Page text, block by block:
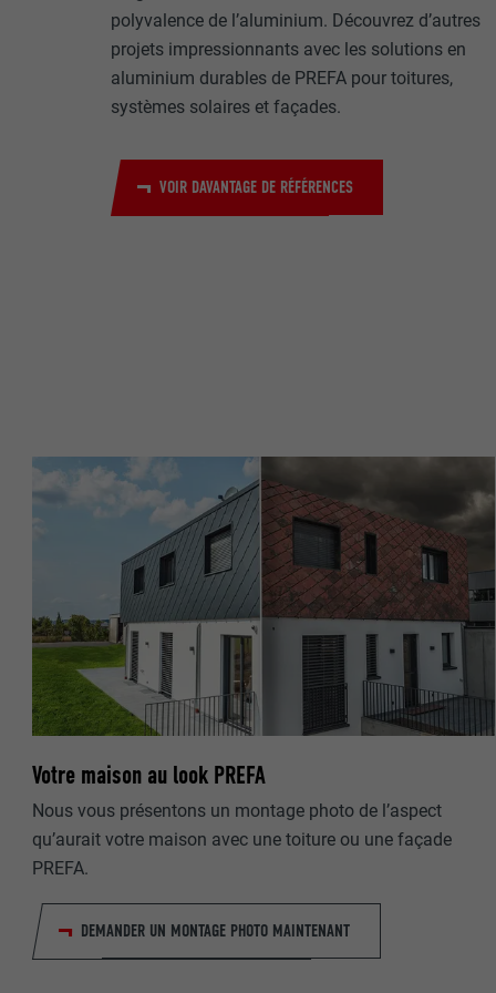
polyvalence de l’aluminium. Découvrez d’autres
projets impressionnants avec les solutions en
aluminium durables de PREFA pour toitures,
systèmes solaires et façades.
VOIR DAVANTAGE DE RÉFÉRENCES
Votre maison au look PREFA
Nous vous présentons un montage photo de l’aspect
qu’aurait votre maison avec une toiture ou une façade
PREFA.
DEMANDER UN MONTAGE PHOTO MAINTENANT
EXPIRATION
UTILITÉ
Internet.
NOM
NOM
EXPIRATION
UTILITÉ
MARKETING
Les cookies «
annonceurs
visiteurs à
plateformes
NOM
EXPIRATION
UTILITÉ
NOM